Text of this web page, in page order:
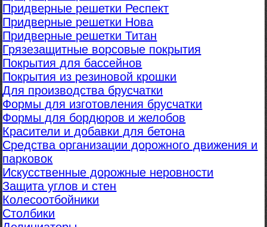
Придверные решетки Респект
Придверные решетки Нова
Придверные решетки Титан
Грязезащитные ворсовые покрытия
Покрытия для бассейнов
Покрытия из резиновой крошки
Для производства брусчатки
Формы для изготовления брусчатки
Формы для бордюров и желобов
Красители и добавки для бетона
Средства организации дорожного движения и
парковок
Искусственные дорожные неровности
Защита углов и стен
Колесоотбойники
Столбики